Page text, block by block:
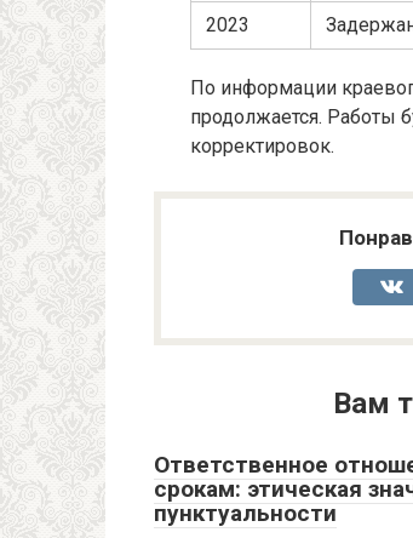
2023
По информации
продолжается. Работы
корректировок.
Вам
Ответственное
срокам: этическая
пунктуальности